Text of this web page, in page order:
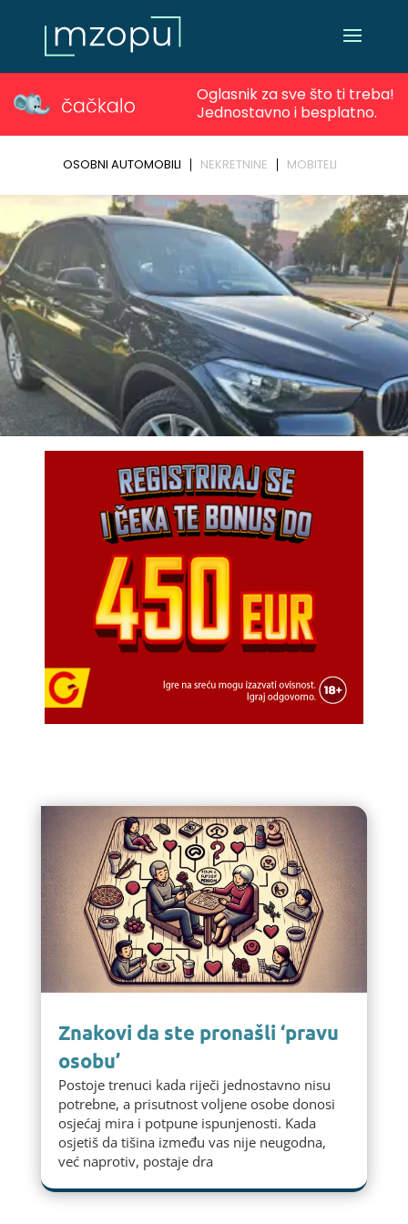
Znakovi da ste pronašli ‘pravu
osobu’
Postoje trenuci kada riječi jednostavno nisu
potrebne, a prisutnost voljene osobe donosi
osjećaj mira i potpune ispunjenosti. Kada
osjetiš da tišina između vas nije neugodna,
već naprotiv, postaje dra